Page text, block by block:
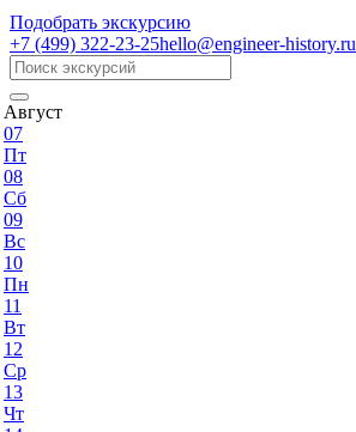
Подобрать экскурсию
+7 (499) 322-23-25hello@engineer-history.ru
Август
07
Пт
08
Сб
09
Вс
10
Пн
11
Вт
12
Ср
13
Чт